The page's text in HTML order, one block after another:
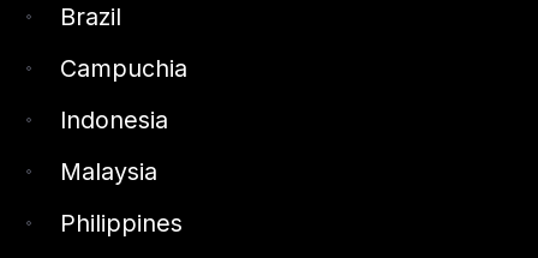
Brazil
Campuchia
Indonesia
Malaysia
Philippines